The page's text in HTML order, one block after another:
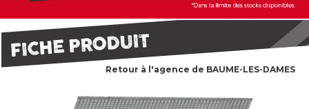
Retour à l'agence de BAUME-LES-DAMES